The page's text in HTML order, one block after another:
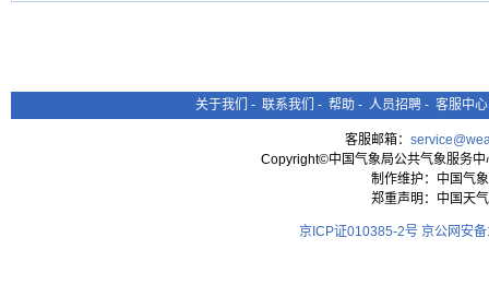
关于我们 - 联系我们 - 帮助 - 人员招聘 - 客服中心
客服邮箱：
Copyright©中国气象局公共气象服务
制作维护：中国气
郑重声明：中国天
京ICP证010385-2号 京公网安